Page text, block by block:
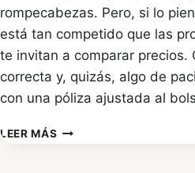
rompecabezas. Pero, si lo
está tan competido que las
te invitan a comparar precios.
correcta y, quizás, algo de
con una póliza ajustada al
LEER MÁS SEGURO